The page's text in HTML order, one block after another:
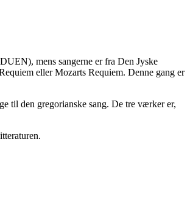
mens sangerne er fra Den Jyske
eller Mozarts Requiem. Denne gang er
til den gregorianske sang. De tre værker er,